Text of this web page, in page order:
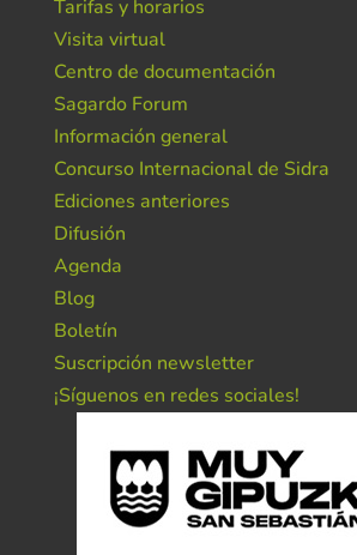
Tarifas y horarios
Visita virtual
Centro de documentación
Sagardo Forum
Información general
Concurso Internacional de Sidra
Ediciones anteriores
Difusión
Agenda
Blog
Boletín
Suscripción newsletter
¡Síguenos en redes sociales!